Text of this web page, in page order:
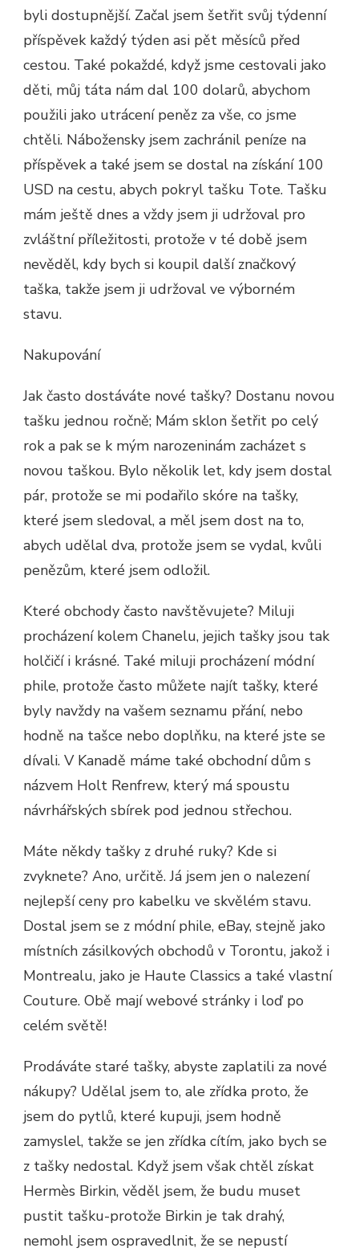
byli dostupnější. Začal jsem šetřit svůj týdenní
příspěvek každý týden asi pět měsíců před
cestou. Také pokaždé, když jsme cestovali jako
děti, můj táta nám dal 100 dolarů, abychom
použili jako utrácení peněz za vše, co jsme
chtěli. Nábožensky jsem zachránil peníze na
příspěvek a také jsem se dostal na získání 100
USD na cestu, abych pokryl tašku Tote. Tašku
mám ještě dnes a vždy jsem ji udržoval pro
zvláštní příležitosti, protože v té době jsem
nevěděl, kdy bych si koupil další značkový
taška, takže jsem ji udržoval ve výborném
stavu.
Nakupování
Jak často dostáváte nové tašky? Dostanu novou
tašku jednou ročně; Mám sklon šetřit po celý
rok a pak se k mým narozeninám zacházet s
novou taškou. Bylo několik let, kdy jsem dostal
pár, protože se mi podařilo skóre na tašky,
které jsem sledoval, a měl jsem dost na to,
abych udělal dva, protože jsem se vydal, kvůli
penězům, které jsem odložil.
Které obchody často navštěvujete? Miluji
procházení kolem Chanelu, jejich tašky jsou tak
holčičí i krásné. Také miluji procházení módní
phile, protože často můžete najít tašky, které
byly navždy na vašem seznamu přání, nebo
hodně na tašce nebo doplňku, na které jste se
dívali. V Kanadě máme také obchodní dům s
názvem Holt Renfrew, který má spoustu
návrhářských sbírek pod jednou střechou.
Máte někdy tašky z druhé ruky? Kde si
zvyknete? Ano, určitě. Já jsem jen o nalezení
nejlepší ceny pro kabelku ve skvělém stavu.
Dostal jsem se z módní phile, eBay, stejně jako
místních zásilkových obchodů v Torontu, jakož i
Montrealu, jako je Haute Classics a také vlastní
Couture. Obě mají webové stránky i loď po
celém světě!
Prodáváte staré tašky, abyste zaplatili za nové
nákupy? Udělal jsem to, ale zřídka proto, že
jsem do pytlů, které kupuji, jsem hodně
zamyslel, takže se jen zřídka cítím, jako bych se
z tašky nedostal. Když jsem však chtěl získat
Hermès Birkin, věděl jsem, že budu muset
pustit tašku-protože Birkin je tak drahý,
nemohl jsem ospravedlnit, že se nepustí